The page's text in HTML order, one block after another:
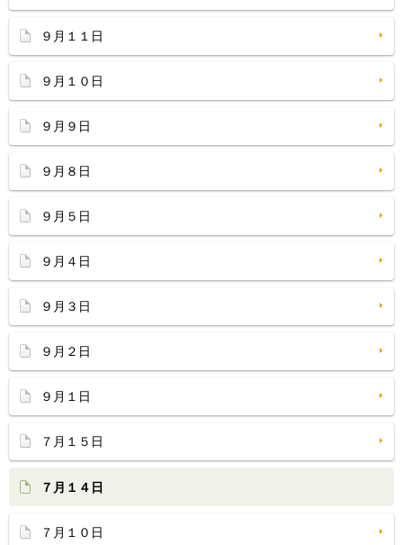
９月１１日
９月１０日
９月９日
９月８日
９月５日
９月４日
９月３日
９月２日
９月１日
７月１５日
７月１４日
７月１０日